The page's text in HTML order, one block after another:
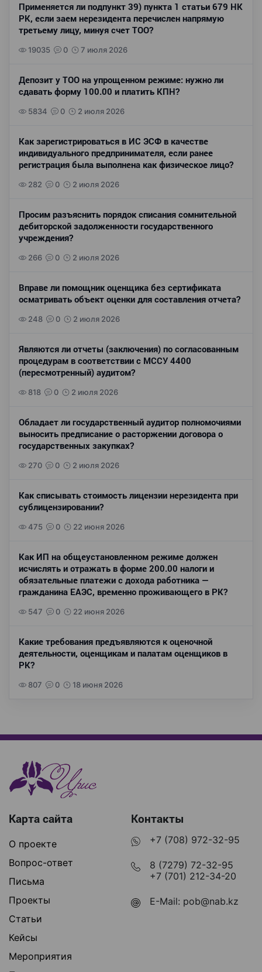
Применяется ли подпункт 39) пункта 1 статьи 679 НК
РК, если заем нерезидента перечислен напрямую
третьему лицу, минуя счет ТОО?
19035 0 7 июля 2026
Депозит у ТОО на упрощенном режиме: нужно ли
сдавать форму 100.00 и платить КПН?
5834 0 2 июля 2026
Как зарегистрироваться в ИС ЭСФ в качестве
индивидуального предпринимателя, если ранее
регистрация была выполнена как физическое лицо?
282 0 2 июля 2026
Просим разъяснить порядок списания сомнительной
дебиторской задолженности государственного
учреждения?
266 0 2 июля 2026
Вправе ли помощник оценщика без сертификата
осматривать объект оценки для составления отчета?
248 0 2 июля 2026
Являются ли отчеты (заключения) по согласованным
процедурам в соответствии с МССУ 4400
(пересмотренный) аудитом?
818 0 2 июля 2026
Обладает ли государственный аудитор полномочиями
выносить предписание о расторжении договора о
государственных закупках?
270 0 2 июля 2026
Как списывать стоимость лицензии нерезидента при
сублицензировании?
475 0 22 июня 2026
Как ИП на общеустановленном режиме должен
исчислять и отражать в форме 200.00 налоги и
обязательные платежи с дохода работника —
гражданина ЕАЭС, временно проживающего в РК?
547 0 22 июня 2026
Какие требования предъявляются к оценочной
деятельности, оценщикам и палатам оценщиков в
РК?
807 0 18 июня 2026
Карта сайта
О проекте
Вопрос-ответ
Письма
Проекты
Статьи
Кейсы
Мероприятия
Контакты
+7 (708) 972-32-95
8 (7279) 72-32-95
+7 (701) 212-34-20
E-Mail: pob@nab.kz